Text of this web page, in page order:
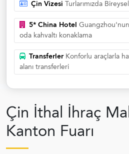
Çin Vizesi Turlarımızda
5* China Hotel
oda kahvaltı konaklama
TransferlerKonforlu araçlarla
alanı transferleri
Çin İthal İhraç
Kanton Fuarı